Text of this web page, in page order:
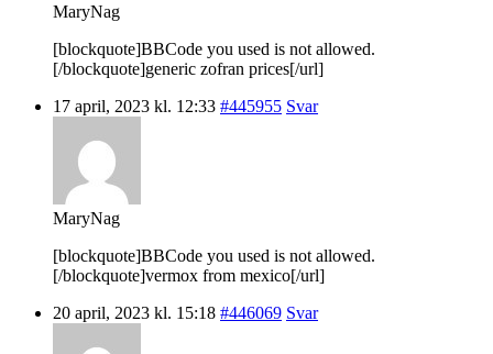
MaryNag
[blockquote]BBCode you used is not allowed.
[/blockquote]generic zofran prices[/url]
17 april, 2023 kl. 12:33 #445955 Svar
MaryNag
[blockquote]BBCode you used is not allowed.
[/blockquote]vermox from mexico[/url]
20 april, 2023 kl. 15:18 #446069 Svar